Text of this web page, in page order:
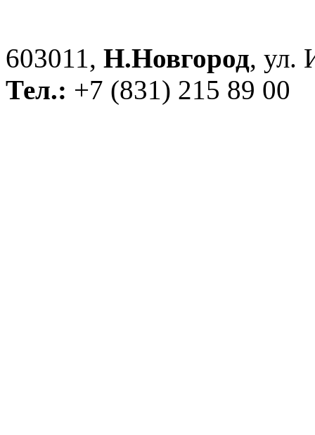
603011, Н.Новгород, ул.
Тел.: +7 (831) 215 89 00